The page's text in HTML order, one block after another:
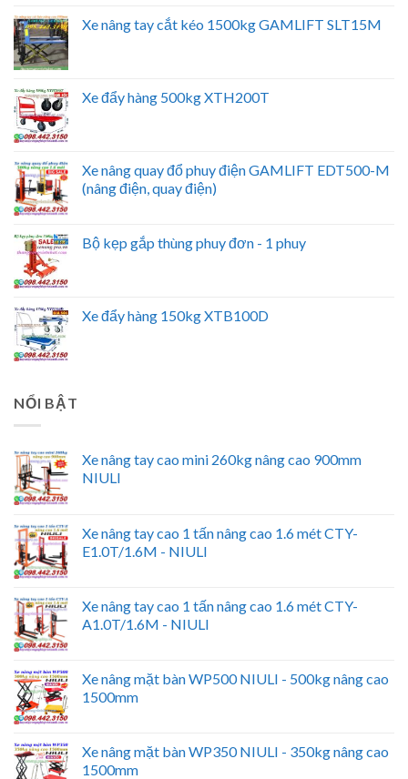
Xe nâng tay cắt kéo 1500kg GAMLIFT SLT15M
Xe đẩy hàng 500kg XTH200T
Xe nâng quay đổ phuy điện GAMLIFT EDT500-M
(nâng điện, quay điện)
Bộ kẹp gắp thùng phuy đơn - 1 phuy
Xe đẩy hàng 150kg XTB100D
NỔI BẬT
Xe nâng tay cao mini 260kg nâng cao 900mm
NIULI
Xe nâng tay cao 1 tấn nâng cao 1.6 mét CTY-
E1.0T/1.6M - NIULI
Xe nâng tay cao 1 tấn nâng cao 1.6 mét CTY-
A1.0T/1.6M - NIULI
Xe nâng mặt bàn WP500 NIULI - 500kg nâng cao
1500mm
Xe nâng mặt bàn WP350 NIULI - 350kg nâng cao
1500mm